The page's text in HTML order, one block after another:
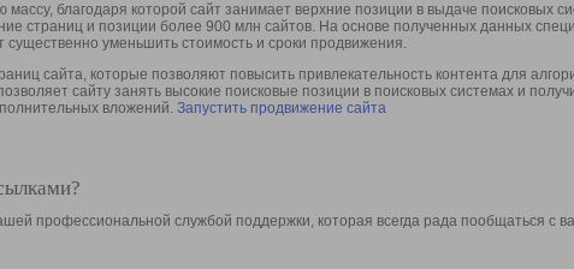
благодаря которой сайт занимает верхние позиции в выдаче поисковых
страниц и позиции более 900 млн сайтов. На основе полученных данных
уменьшить стоимость и сроки продвижения.
сайта, которые позволяют повысить привлекательность контента для
сайту занять высокие поисковые позиции в поисковых системах и
вложений. Запустить продвижение сайта
профессиональной службой поддержки, которая всегда рада пообщаться с